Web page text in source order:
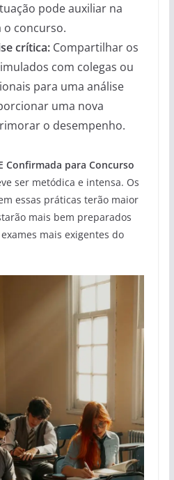
pode auxiliar na
o concurso.
crítica:Compartilhar os
com colegas ou
para uma análise
uma nova
o desempenho.
Confirmada para Concurso
ser metódica e intensa. Os
essas práticas terão maior
mais bem preparados
mais exigentes do